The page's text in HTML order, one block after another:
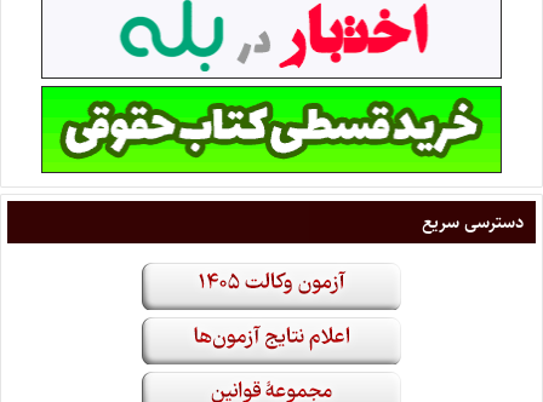
دسترسی سریع